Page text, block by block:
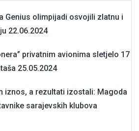
Genius olimpijadi osvojili zlatnu i
22.06.2024
privatnim avionima sletjelo 17
25.05.2024
iznos, a rezultati izostali: Magoda
sarajevskih klubova